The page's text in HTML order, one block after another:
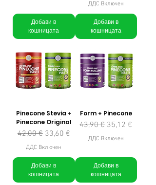
Добави в
кошницата
ДДС Включен
Добави в
кошницата
Pinecone Stevia +
Pinecone Original
Редовна цена
42,00 € Продажна цена
33,60 €
ДДС Включен
Добави в
кошницата
Form + Pinecone
Редовна цена
43,90 € Продажна цена
35,12 €
ДДС Включен
Добави в
кошницата